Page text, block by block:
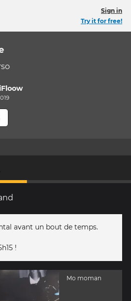
Sign in
Try it for free!
avant un bout de temps.
!
Mo moman